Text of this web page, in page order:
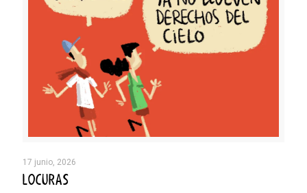
17 junio, 2026
LOCURAS